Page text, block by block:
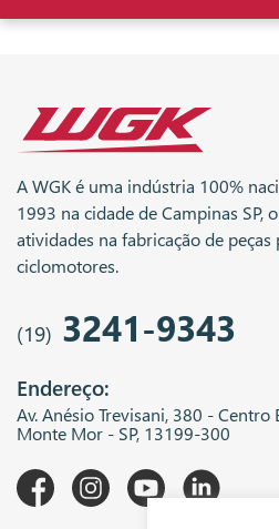
A WGK é uma indústria 100%
1993 na cidade de Campinas SP,
atividades na fabricação de
ciclomotores.
(19) 3241-9343
Endereço:
Av. Anésio Trevisani, 380 -
Monte Mor - SP, 13199-300